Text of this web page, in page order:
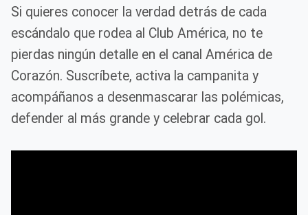
Si quieres conocer la verdad detrás de cada
escándalo que rodea al Club América, no te
pierdas ningún detalle en el canal América de
Corazón. Suscríbete, activa la campanita y
acompáñanos a desenmascarar las polémicas,
defender al más grande y celebrar cada gol.